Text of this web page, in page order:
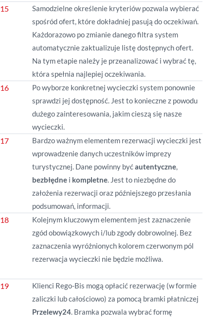
Samodzielne określenie kryteriów pozwala wybierać
spośród ofert, które dokładniej pasują do oczekiwań.
Każdorazowo po zmianie danego filtra system
automatycznie zaktualizuje listę dostępnych ofert.
Na tym etapie należy je przeanalizować i wybrać tę,
która spełnia najlepiej oczekiwania.
Po wyborze konkretnej wycieczki system ponownie
sprawdzi jej dostępność. Jest to konieczne z powodu
dużego zainteresowania, jakim cieszą się nasze
wycieczki.
Bardzo ważnym elementem rezerwacji wycieczki jest
wprowadzenie danych uczestników imprezy
turystycznej. Dane powinny byćautentyczne,
bezbłędne i kompletne. Jest to niezbędne do
założenia rezerwacji oraz późniejszego przesłania
podsumowań, informacji.
Kolejnym kluczowym elementem jest zaznaczenie
zgód obowiązkowych i/lub zgody dobrowolnej. Bez
zaznaczenia wyróżnionych kolorem czerwonym pól
rezerwacja wycieczki nie będzie możliwa.
Klienci Rego-Bis mogą opłacić rezerwację (w formie
zaliczki lub całościowo) za pomocą bramki płatniczej
Przelewy24. Bramka pozwala wybrać formę